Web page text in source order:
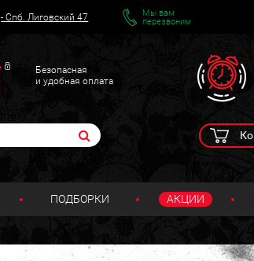
-Спб. Лиговский 47
Мы вам
перезвоним
Безопасная
и удобная оплата
ПОДБОРКИ АКЦИИ